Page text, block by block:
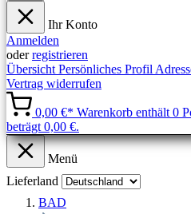
Ihr Konto
Anmelden
oderregistrieren
Übersicht Persönliches Profil
Vertrag widerrufen
0,00 €* Warenkorb enthält 0
beträgt 0,00 €.
Menü
Lieferland
BAD